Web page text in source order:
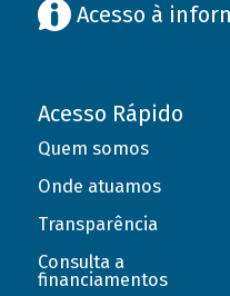
Acesso à
Acesso Rápido
Quem somos
Onde atuamos
Transparência
Consulta a
financiamentos